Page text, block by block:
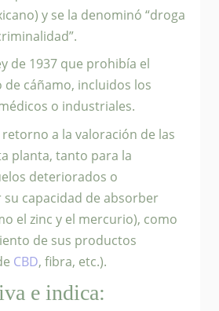
y se la denominó “droga
de 1937 que prohibía el
cáñamo, incluidos los
o industriales.
a la valoración de las
planta, tanto para la
deteriorados o
capacidad de absorber
el zinc y el mercurio), como
de sus productos
CBD, fibra, etc.).
e indica: